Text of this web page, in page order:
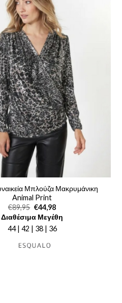
Μπλούζα Μακρυμάνικη
Animal Print
€89,95 Original
price
was:
€89,95.
€44,98Η
τρέχουσα
τιμή
είναι:
Διαθέσιμα Μεγέθη
44 | 42 | 38 | 36